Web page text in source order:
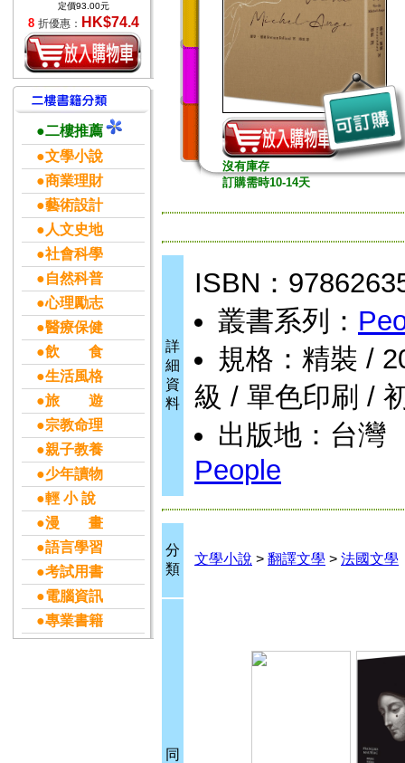
定價93.00元
8 折優惠： HK$74.4
●二樓推薦
●文學小說
●商業理財
●藝術設計
●人文史地
●社會科學
●自然科普
●心理勵志
●醫療保健
●飲 食
●生活風格
●旅 遊
●宗教命理
●親子教養
●少年讀物
●輕 小 說
●漫 畫
●語言學習
●考試用書
●電腦資訊
●專業書籍
沒有庫存
訂購需時10-14天
詳
細
資
料
ISBN：
叢書系列：
規格：精裝 /
級 / 單色印刷 /
出版地：台灣
People
分
類
文學小說 > 翻譯文學 > 法國文學
同